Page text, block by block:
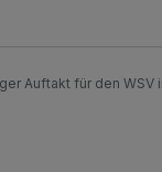
Auftakt für den WSV